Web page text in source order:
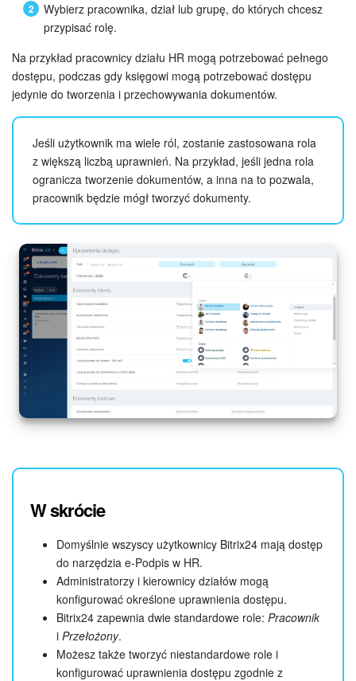
Wybierz pracownika, dział lub grupę, do których chcesz
przypisać rolę.
Na przykład pracownicy działu HR mogą potrzebować pełnego
dostępu, podczas gdy księgowi mogą potrzebować dostępu
jedynie do tworzenia i przechowywania dokumentów.
Jeśli użytkownik ma wiele ról, zostanie zastosowana rola
z większą liczbą uprawnień. Na przykład, jeśli jedna rola
ogranicza tworzenie dokumentów, a inna na to pozwala,
pracownik będzie mógł tworzyć dokumenty.
W skrócie
Domyślnie wszyscy użytkownicy Bitrix24 mają dostęp
do narzędzia e-Podpis w HR.
Administratorzy i kierownicy działów mogą
konfigurować określone uprawnienia dostępu.
Bitrix24 zapewnia dwie standardowe role: Pracownik
i Przełożony.
Możesz także tworzyć niestandardowe role i
konfigurować uprawnienia dostępu zgodnie z